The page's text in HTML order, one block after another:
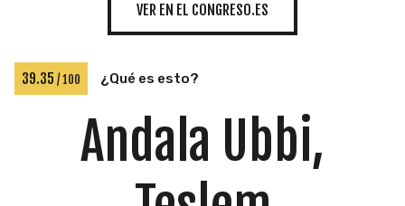
TEMÁTICAS
VER EN EL CONGRESO.ES
39.35 / 100 ¿Qué es esto?
Andala Ubbi,